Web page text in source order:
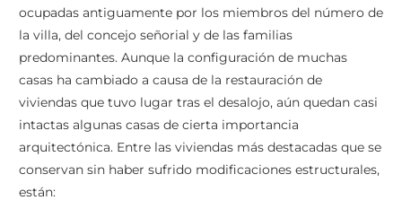
ocupadas antiguamente por los miembros del número de
la villa, del concejo señorial y de las familias
predominantes. Aunque la configuración de muchas
casas ha cambiado a causa de la restauración de
viviendas que tuvo lugar tras el desalojo, aún quedan casi
intactas algunas casas de cierta importancia
arquitectónica. Entre las viviendas más destacadas que se
conservan sin haber sufrido modificaciones estructurales,
están: